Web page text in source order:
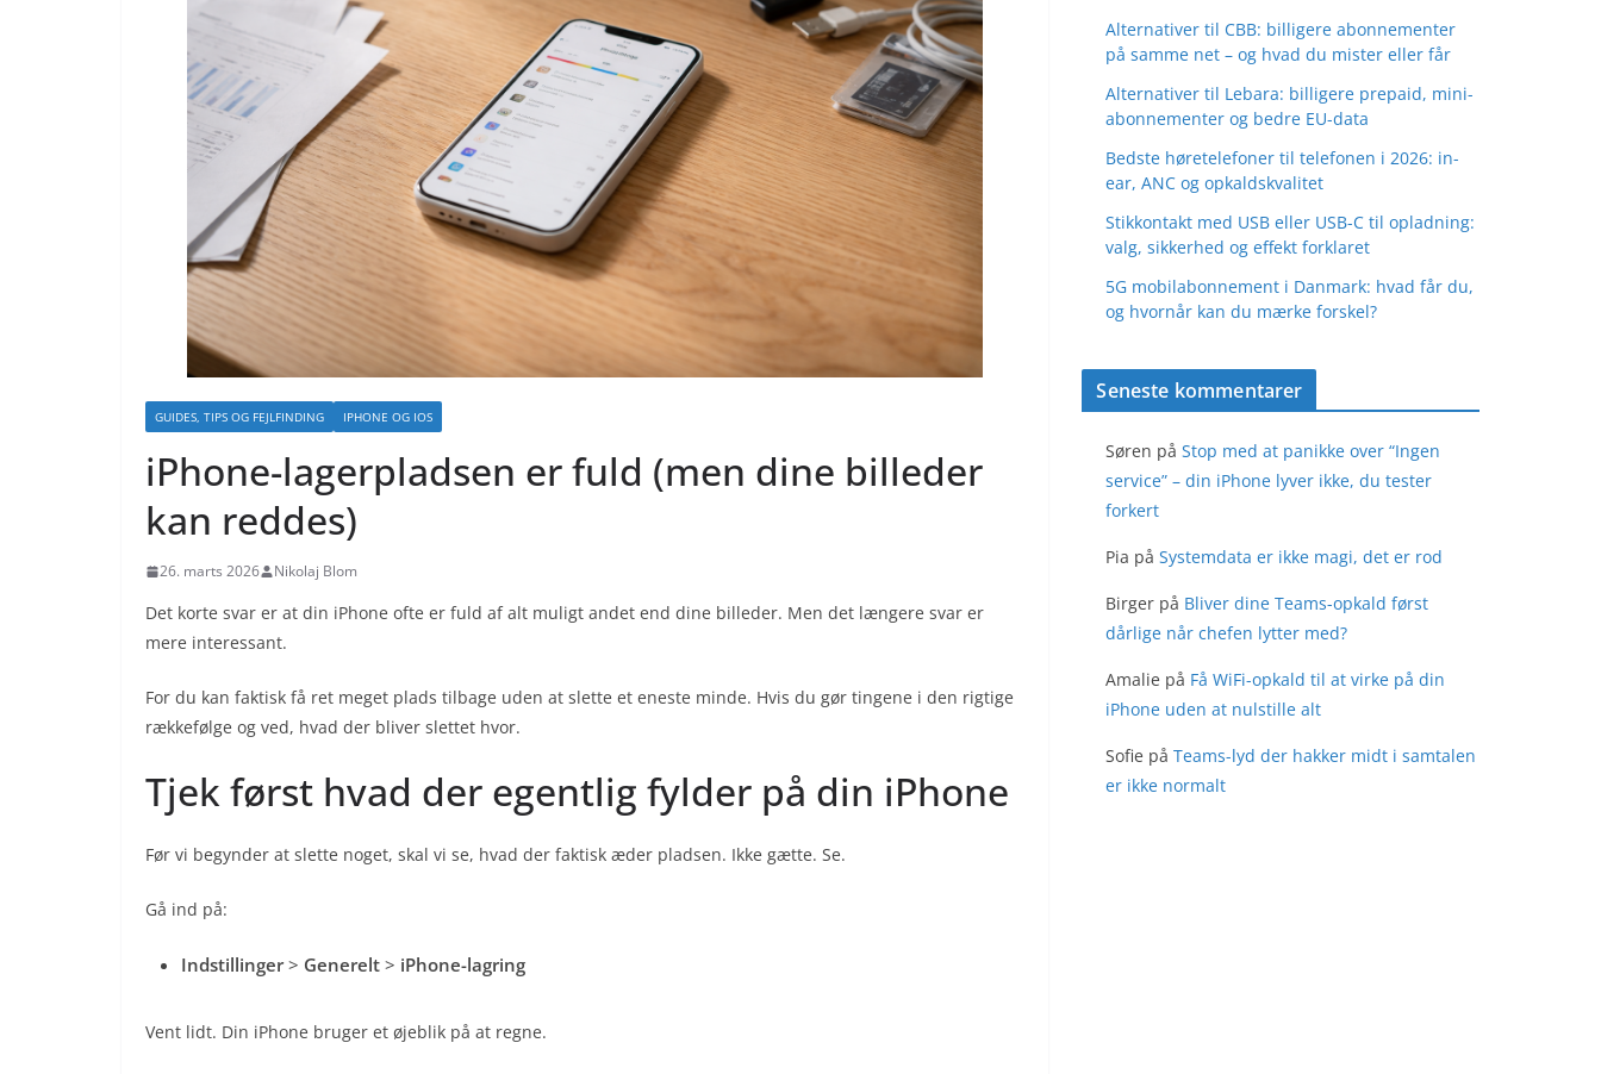
GUIDES, TIPS OG FEJLFINDING IPHONE OG IOS
iPhone-lagerpladsen er fuld (men dine billeder
kan reddes)
26. marts 2026 Nikolaj Blom
Det korte svar er at din iPhone ofte er fuld af alt muligt andet end dine billeder. Men det længere svar er
mere interessant.
For du kan faktisk få ret meget plads tilbage uden at slette et eneste minde. Hvis du gør tingene i den rigtige
rækkefølge og ved, hvad der bliver slettet hvor.
Tjek først hvad der egentlig fylder på din iPhone
Før vi begynder at slette noget, skal vi se, hvad der faktisk æder pladsen. Ikke gætte. Se.
Gå ind på:
Indstillinger> Generelt > iPhone-lagring
Vent lidt. Din iPhone bruger et øjeblik på at regne.
Alternativer til CBB: billigere abonnementer
på samme net – og hvad du mister eller får
Alternativer til Lebara: billigere prepaid, mini-
abonnementer og bedre EU-data
Bedste høretelefoner til telefonen i 2026: in-
ear, ANC og opkaldskvalitet
Stikkontakt med USB eller USB-C til opladning:
valg, sikkerhed og effekt forklaret
5G mobilabonnement i Danmark: hvad får du,
og hvornår kan du mærke forskel?
Seneste kommentarer
Søren påStop med at panikke over “Ingen
service” – din iPhone lyver ikke, du tester
forkert
Pia påSystemdata er ikke magi, det er rod
Birger på Bliver dine Teams-opkald først
dårlige når chefen lytter med?
Amalie på Få WiFi-opkald til at virke på din
iPhone uden at nulstille alt
Sofie påTeams-lyd der hakker midt i samtalen
er ikke normalt